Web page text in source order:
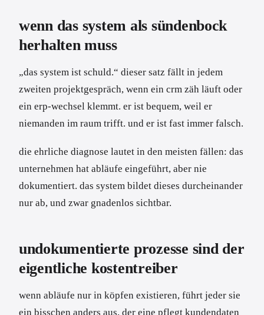
wenn das system als sündenbock
herhalten muss
„das system ist schuld.“ dieser satz fällt in jedem
zweiten projektgespräch, wenn ein crm zäh läuft oder
ein erp-wechsel klemmt. er ist bequem, weil er
niemanden im raum trifft. und er ist fast immer falsch.
die ehrliche diagnose lautet in den meisten fällen: das
unternehmen hat abläufe eingeführt, aber nie
dokumentiert. das system bildet dieses durcheinander
nur ab, und zwar gnadenlos sichtbar.
undokumentierte prozesse sind der
eigentliche kostentreiber
wenn abläufe nur in köpfen existieren, führt jeder sie
ein bisschen anders aus. der eine pflegt kundendaten